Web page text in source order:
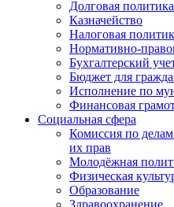
Долговая политика
Казначейство
Налоговая
Нормативно-
Бухгалтерский
Бюджет для
Исполнение по
Финансовая
Социальная сфера
Комиссия по
их прав
Молодёжная
Физическая
Образование
Здравоохранение